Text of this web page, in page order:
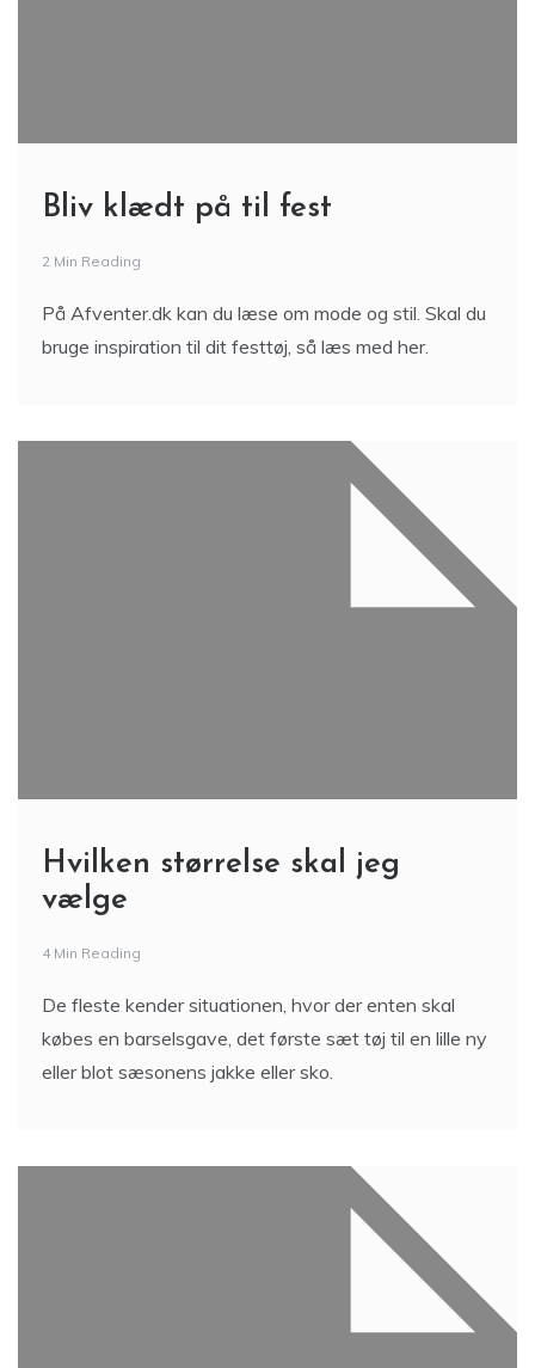
Bliv klædt på til fest
2 Min Reading
På Afventer.dk kan du læse om mode og stil. Skal du
bruge inspiration til dit festtøj, så læs med her.
Hvilken størrelse skal jeg
vælge
4 Min Reading
De fleste kender situationen, hvor der enten skal
købes en barselsgave, det første sæt tøj til en lille ny
eller blot sæsonens jakke eller sko.